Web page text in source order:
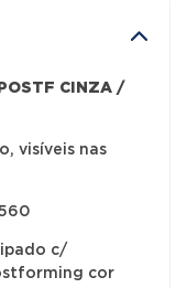
CINZA /
visíveis nas
c/
cor